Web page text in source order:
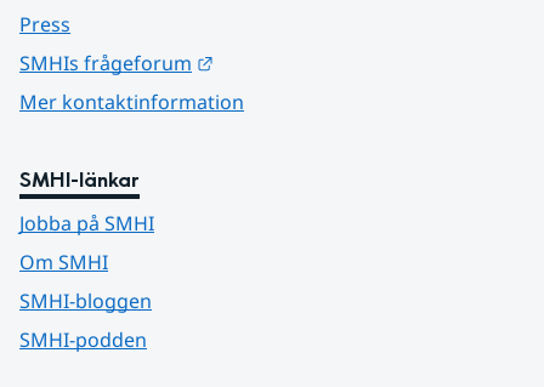
Press
SMHIs frågeforum
Mer kontaktinformation
SMHI-länkar
Jobba på SMHI
Om SMHI
SMHI-bloggen
SMHI-podden